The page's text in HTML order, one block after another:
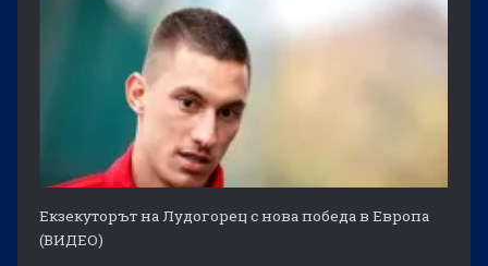
Екзекуторът на Лудогорец с нова победа в Европа
(ВИДЕО)